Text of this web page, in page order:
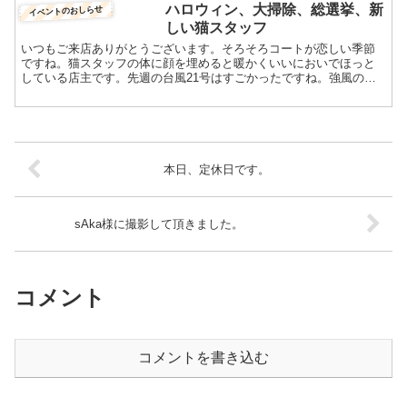
イベントのおしらせ
ハロウィン、大掃除、総選挙、新
しい猫スタッフ
いつもご来店ありがとうございます。そろそろコートが恋しい季節
ですね。猫スタッフの体に顔を埋めると暖かくいいにおいでほっと
している店主です。先週の台風21号はすごかったですね。強風のゴ
本日、定休日です。
sAka様に撮影して頂きました。
コメント
コメントを書き込む